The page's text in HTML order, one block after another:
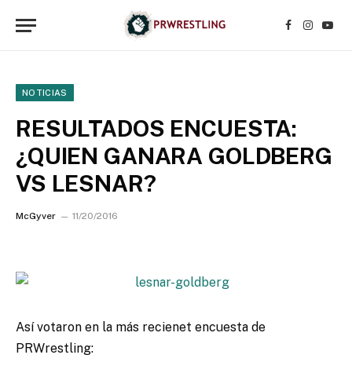
Facebook
NOTICIAS
RESULTADOS ENCUESTA:
¿QUIEN GANARA GOLDBERG
VS LESNAR?
McGyver 11/20/2016
Así votaron en la más recienet encuesta de
PRWrestling: